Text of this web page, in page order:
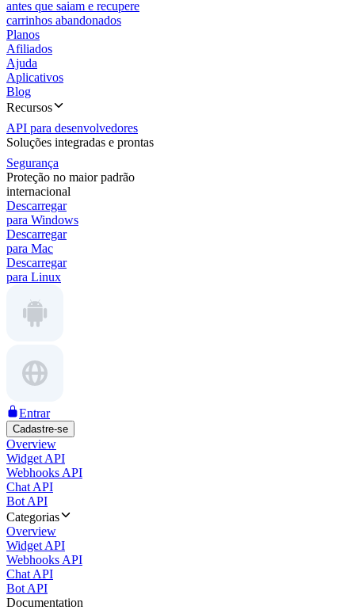
antes que saiam e recupere
carrinhos abandonados
Planos
Afiliados
Ajuda
Aplicativos
Blog
Recursos
API para desenvolvedores
Soluções integradas e prontas
Segurança
Proteção no maior padrão
internacional
Descarregar
para Windows
Descarregar
para Mac
Descarregar
para Linux
Entrar
Cadastre-se
Overview
Widget API
Webhooks API
Chat API
Bot API
Categorias
Overview
Widget API
Webhooks API
Chat API
Bot API
Documentation